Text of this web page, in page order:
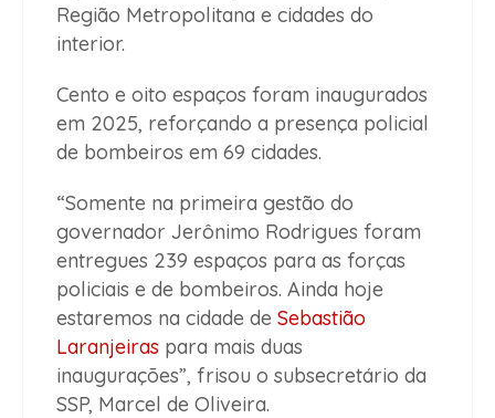
Região Metropolitana e cidades do
interior.
Cento e oito espaços foram inaugurados
em 2025, reforçando a presença policial
de bombeiros em 69 cidades.
“Somente na primeira gestão do
governador Jerônimo Rodrigues foram
entregues 239 espaços para as forças
policiais e de bombeiros. Ainda hoje
estaremos na cidade de Sebastião
Laranjeiras para mais duas
inaugurações”, frisou o subsecretário da
SSP, Marcel de Oliveira.